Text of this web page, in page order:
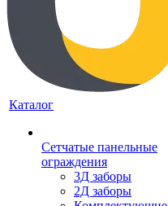
Каталог
Сетчатые панельные
ограждения
3Д заборы
2Д заборы